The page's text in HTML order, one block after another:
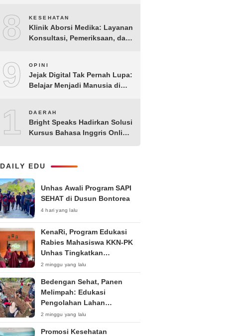
8 KESEHATAN
Klinik Aborsi Medika: Layanan
Konsultasi, Pemeriksaan, dan
9 OPINI
Jejak Digital Tak Pernah Lupa:
Belajar Menjadi Manusia di
10DAERAH
Bright Speaks Hadirkan Solusi
Kursus Bahasa Inggris Online
Bicara
DAILY EDU
Unhas Awali Program SAPI
SEHAT di Dusun Bontorea
4 hari yang lalu
KenaRi, Program Edukasi
Rabies Mahasiswa KKN-PK
Unhas Tingkatkan
Kesadaran Siswa SD Negeri 4
Maccorawalie
2 minggu yang lalu
Bedengan Sehat, Panen
Melimpah: Edukasi
Pengolahan Lahan
Bedengan Organik bagi KWT
dan Ibu PKK RT 04 RW 01
Kelurahan Pakintelan
2 minggu yang lalu
Promosi Kesehatan